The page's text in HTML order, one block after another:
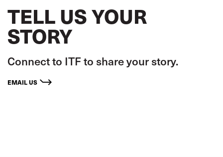
TELL US YOUR
STORY
Connect to ITF to share your story.
EMAIL US